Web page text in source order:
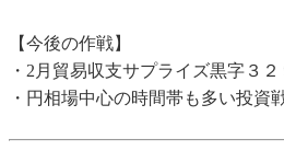
【今後の作戦】
・2月貿易収支サプライズ黒字３２
・円相場中心の時間帯も多い投資